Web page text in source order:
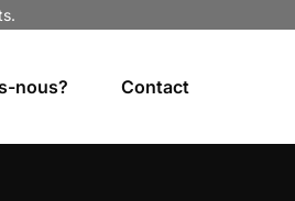
nous? Contact